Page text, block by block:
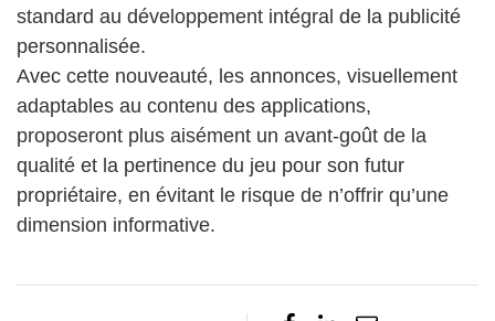
standard au développement intégral de la publicité
personnalisée.
Avec cette nouveauté, les annonces, visuellement
adaptables au contenu des applications,
proposeront plus aisément un avant-goût de la
qualité et la pertinence du jeu pour son futur
propriétaire, en évitant le risque de n’offrir qu’une
dimension informative.